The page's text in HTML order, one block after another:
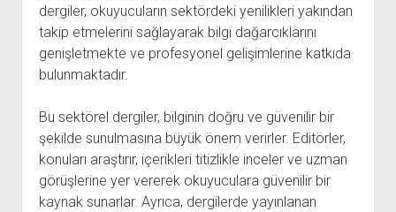
dergiler, okuyucuların sektördeki yenilikleri yakından
takip etmelerini sağlayarak bilgi dağarcıklarını
genişletmekte ve profesyonel gelişimlerine katkıda
bulunmaktadır.
Bu sektörel dergiler, bilginin doğru ve güvenilir bir
şekilde sunulmasına büyük önem verirler. Editörler,
konuları araştırır, içerikleri titizlikle inceler ve uzman
görüşlerine yer vererek okuyuculara güvenilir bir
kaynak sunarlar. Ayrıca, dergilerde yayınlanan